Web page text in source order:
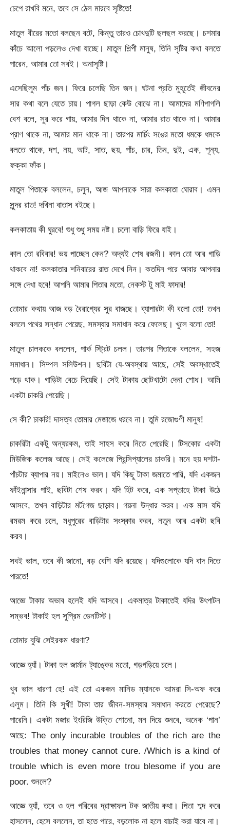
চেপে রাখবি মনে, তবে সে ঠেল মারবে সৃষ্টিতে!
মাতুল বীরের মতো বলছেন বটে, কিন্তু তারও চোখদুটি ছলছল করছে। চশমার
কাঁচে আলো পড়লেও দেখা যাচ্ছে। মাতুল শিল্পী মানুষ, তিনি সৃষ্টির কথা বলতে
পারেন, আমার তো সবই। অনাসৃষ্টি।
এসেছিলুম পাঁচ জন। ফিরে চলেছি তিন জন। ঘটনা প্রতি মুহূর্তেই জীবনের
সার কথা বলে যেতে চায়। পাগল ছাড়া কেউ বোঝে না। আমাদের মণিপাগলি
বেশ বলে, সুর করে গায়, আমার দিন থাকে না, আমার রাত থাকে না। আমার
প্রাণ থাকে না, আমার মান থাকে না। তারপর মার্চিং সঙের মতো ধমকে ধমকে
বলতে থাকে, দশ, নয়, আট, সাত, ছয়, পাঁচ, চার, তিন, দুই, এক, শূন্য,
ফক্কা ফাঁক।
মাতুল পিতাকে বললেন, চলুন, আজ আপনাকে সারা কলকাতা ঘোরাব। এমন
সুন্দর রাত! দখিনা বাতাস বইছে।
কলকাতায় কী ঘুরবে! শুধু শুধু সময় নষ্ট। চলো বাড়ি ফিরে যাই।
কাল তো রবিবার! ভয় পাচ্ছেন কেন? অদ্যই শেষ রজনী। কাল তো আর গাড়ি
থাকবে না! কলকাতার শনিবারের রাত দেখে নিন। কতদিন পরে আবার আপনার
সঙ্গে দেখা হবে! আপনি আমার পিতার মতো, নেকস্ট টু মাই ফাদার!
তোমার কথায় আজ বড় বৈরাগ্যের সুর বাজছে। ব্যাপারটা কী বলো তো! তখন
বললে পথের সন্ধান পেয়েছ, সমস্যার সমাধান করে ফেলেছ। খুলে বলো তো!
মাতুল চালককে বললেন, পার্ক স্ট্রিট চলল। তারপর পিতাকে বললেন, সহজ
সমাধান। সিম্পল সলিউশন। ছবিটা যে-অবস্থায় আছে, সেই অবস্থাতেই
পড়ে থাক। গাড়িটা বেচে দিয়েছি। সেই টাকায় ছোটখাটো দেনা শোধ। আমি
একটা চাকরি পেয়েছি।
সে কী? চাকরি! দাসত্ব তোমার মেজাজে ধরবে না। তুমি রজোগুণী মানুষ!
চাকরিটা একটু অন্যরকম, তাই সাহস করে নিতে পেরেছি। টিসকোর একটা
মিউজিক কলেজ আছে। সেই কলেজে প্রিন্সিপ্যালের চাকরি। মনে হয় দশটা-
পাঁচটার ব্যাপার নয়। মাইনেও ভাল। যদি কিছু টাকা জমাতে পারি, যদি একজন
ফাঁইনান্সার পাই, ছবিটা শেষ করব। যদি হিট করে, এক সপ্তাহে টাকা উঠে
আসবে, তখন বাড়িটার মর্টগেজ ছাড়াব। গয়না উদ্ধার করব। এক মাস যদি
রমরম করে চলে, মধুপুরের বাড়িটার সংস্কার করব, নতুন আর একটা ছবি
করব।
সবই ভাল, তবে কী জানো, বড় বেশি যদি রয়েছে। যদিগুলোকে যদি বাদ দিতে
পারতে!
আজ্ঞে টাকার অভাব হলেই যদি আসবে। একমাত্র টাকাতেই যদির উৎপাটন
সম্ভব! টাকাই হল সুপ্রিম ডেনটিস্ট।
তোমার বুঝি সেইরকম ধারণা?
আজ্ঞে হ্যাঁ। টাকা হল জার্মান ট্যাঙ্কের মতো, গড়গড়িয়ে চলে।
খুব ভাল ধারণা হে! এই তো একজন মানিড ম্যানকে আমরা সি-অফ করে
এলুম। তিনি কি সুখী! টাকা তার জীবন-সমস্যার সমাধান করতে পেরেছে?
পারেনি। একটা মজার ইংরিজি উক্তি শোনো, মন দিয়ে শুনবে, অনেক ‘পান’
আছে: The only incurable troubles of the rich are the
troubles that money cannot cure. /Which is a kind of
trouble which is even more trou blesome if you are
poor. শুনলে?
আজ্ঞে হ্যাঁ, তবে ও হল গরিবের দ্রাক্ষাফল টক জাতীয় কথা। পিতা শব্দ করে
হাসলেন, হেসে বললেন, তা হতে পারে, বড়লোক না হলে যাচাই করা যাবে না।